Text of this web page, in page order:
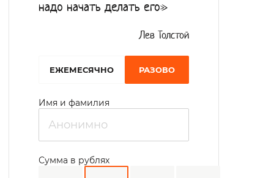
надо начать делать его»
Лев Толстой
EЖЕМЕСЯЧНО РАЗОВО
Имя и фамилия
Сумма в рублях